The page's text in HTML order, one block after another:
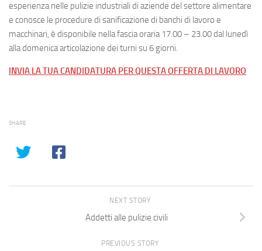
esperienza nelle pulizie industriali di aziende del settore alimentare
e conosce le procedure di sanificazione di banchi di lavoro e
macchinari, è disponibile nella fascia oraria 17.00 – 23.00 dal lunedì
alla domenica articolazione dei turni su 6 giorni.
INVIA LA TUA CANDIDATURA PER QUESTA OFFERTA DI LAVORO
SHARE
NEXT STORY
Addetti alle pulizie civili
PREVIOUS STORY